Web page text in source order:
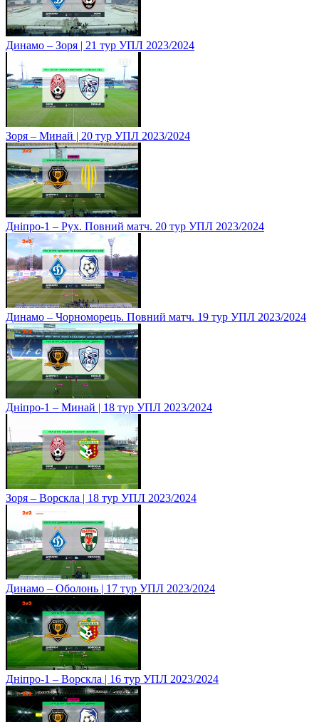
Динамо – Зоря | 21 тур УПЛ 2023/2024
Зоря – Минай | 20 тур УПЛ 2023/2024
Дніпро-1 – Рух. Повний матч. 20 тур УПЛ 2023/2024
Динамо – Чорноморець. Повний матч. 19 тур УПЛ 2023/2024
Дніпро-1 – Минай | 18 тур УПЛ 2023/2024
Зоря – Ворскла | 18 тур УПЛ 2023/2024
Динамо – Оболонь | 17 тур УПЛ 2023/2024
Дніпро-1 – Ворскла | 16 тур УПЛ 2023/2024